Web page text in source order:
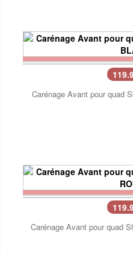
Carénage Avant pour quad
Carénage Avant pour quad